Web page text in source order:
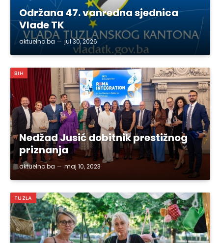
Održana 47. vanredna sjednica
Vlade TK
aktuelno.ba jul 30, 2026
BIH
Nedžad Jusić dobitnik prestižnog
priznanja
aktuelno.ba maj 10, 2023
TUZLA